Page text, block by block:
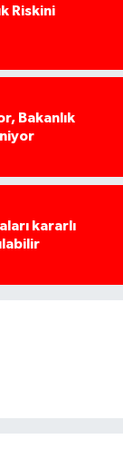
Riskini
Bakanlık
kararlı